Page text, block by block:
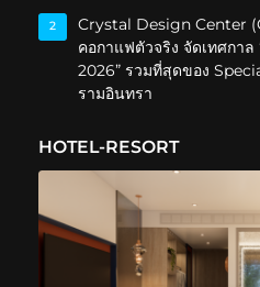
2
Crystal Design Center
คอกาแฟตัวจริง จัดเทศกา
2026” รวมที่สุดของ
รามอินทรา
HOTEL-RESORT